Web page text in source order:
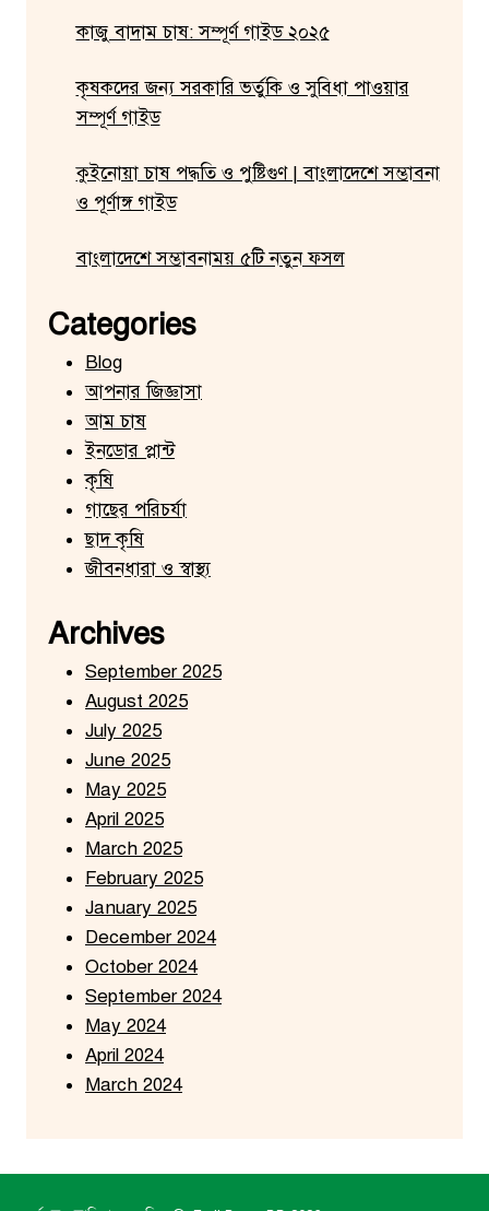
কাজু বাদাম চাষ: সম্পূর্ণ গাইড ২০২৫
কৃষকদের জন্য সরকারি ভর্তুকি ও সুবিধা পাওয়ার
সম্পূর্ণ গাইড
কুইনোয়া চাষ পদ্ধতি ও পুষ্টিগুণ | বাংলাদেশে সম্ভাবনা
ও পূর্ণাঙ্গ গাইড
বাংলাদেশে সম্ভাবনাময় ৫টি নতুন ফসল
Categories
Blog
আপনার জিজ্ঞাসা
আম চাষ
ইনডোর প্লান্ট
কৃষি
গাছের পরিচর্যা
ছাদ কৃষি
জীবনধারা ও স্বাস্থ্য
Archives
September 2025
August 2025
July 2025
June 2025
May 2025
April 2025
March 2025
February 2025
January 2025
December 2024
October 2024
September 2024
May 2024
April 2024
March 2024